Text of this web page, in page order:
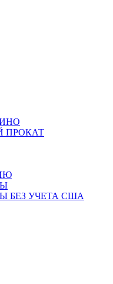
ПРОКАТ
БЕЗ УЧЕТА США